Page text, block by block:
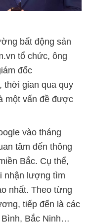
bất động sản
tổ chức, ông
đốc
thời gian qua quy
một vấn đề được
vào tháng
tâm đến thông
Bắc. Cụ thể,
nhận lượng tìm
nhất. Theo từng
tiếp đến là các
Bình, Bắc Ninh…